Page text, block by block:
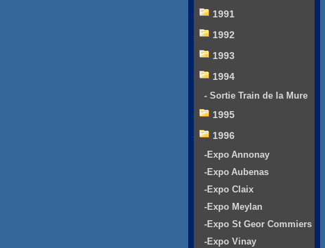
1991
1992
1993
1994
- Sortie Train de la Mure
1995
1996
-Expo Annonay
-Expo Aubenas
-Expo Claix
-Expo Meylan
-Expo St Geor Commiers
-Expo Vinay